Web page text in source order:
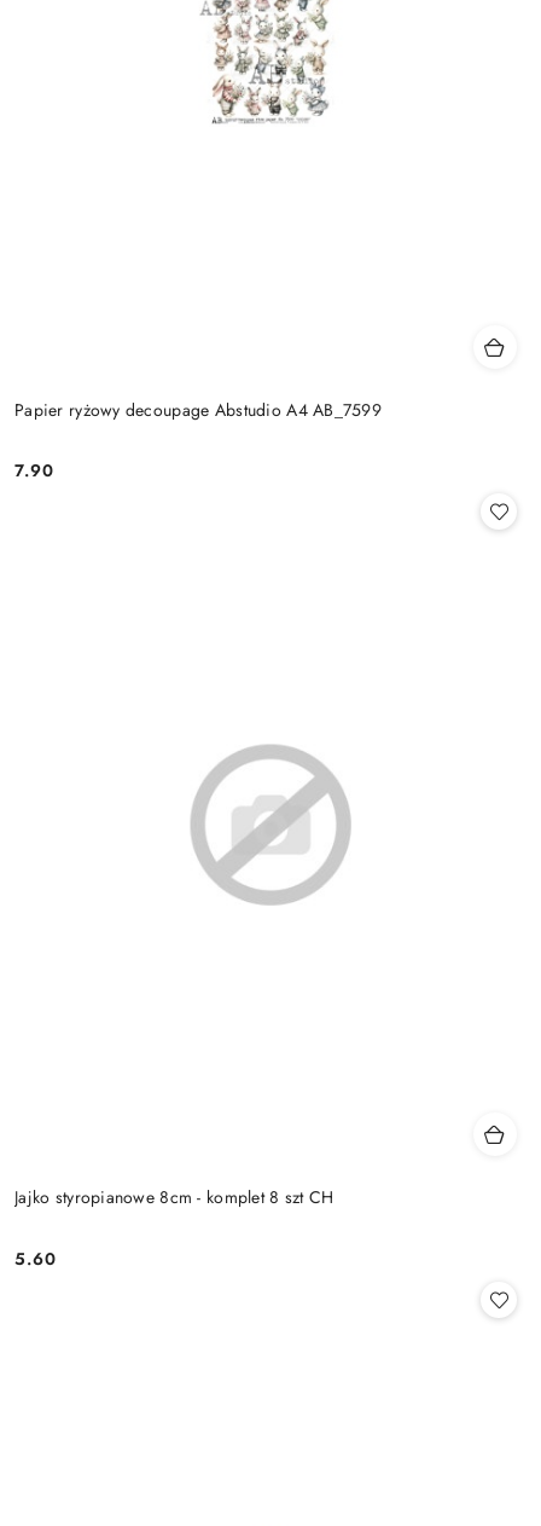
Papier ryżowy decoupage Abstudio A4 AB_7599
Cena:
7.90
Jajko styropianowe 8cm - komplet 8 szt CH
Cena:
5.60